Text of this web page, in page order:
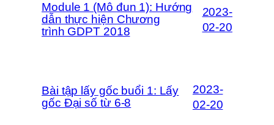
Module 1 (Mô đun 1): Hướng
dẫn thực hiện Chương
trình GDPT 2018
2023-
02-20
Bài tập lấy gốc buổi 1: Lấy
gốc Đại số từ 6-8
2023-
02-20